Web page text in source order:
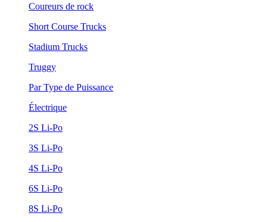
Coureurs de rock
Short Course Trucks
Stadium Trucks
Truggy
Par Type de Puissance
Électrique
2S Li-Po
3S Li-Po
4S Li-Po
6S Li-Po
8S Li-Po